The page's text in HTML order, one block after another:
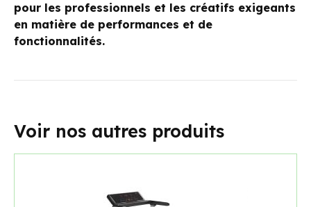
pour les professionnels et les créatifs exigeants
en matière de performances et de
fonctionnalités.
Voir nos autres produits